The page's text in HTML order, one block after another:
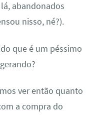
abandonados
nisso, né?).
que é um péssimo
ver então quanto
a compra do